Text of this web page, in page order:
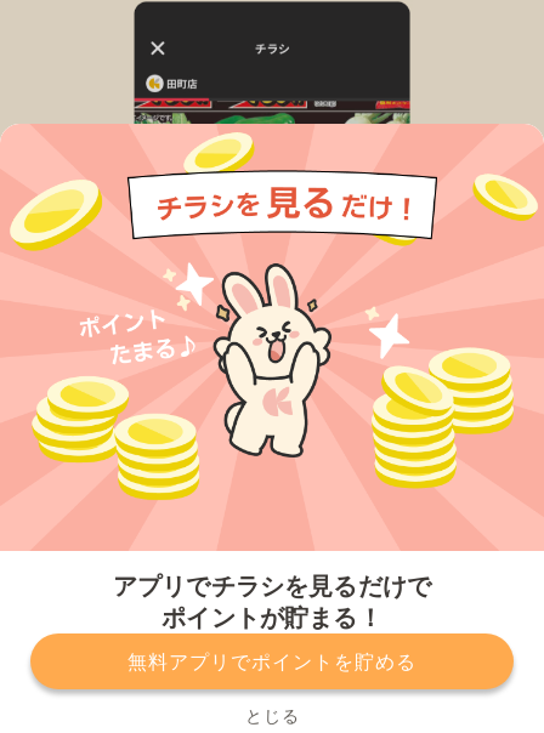
アプリでチラシを見るだけで
ポイントが貯まる！
無料アプリでポイントを貯める
とじる
プライバシーポリシー 利用規約
運営会社
サービスに関してのお問い合わせ